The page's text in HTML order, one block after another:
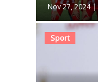
Nov 27, 2024 |
Sport